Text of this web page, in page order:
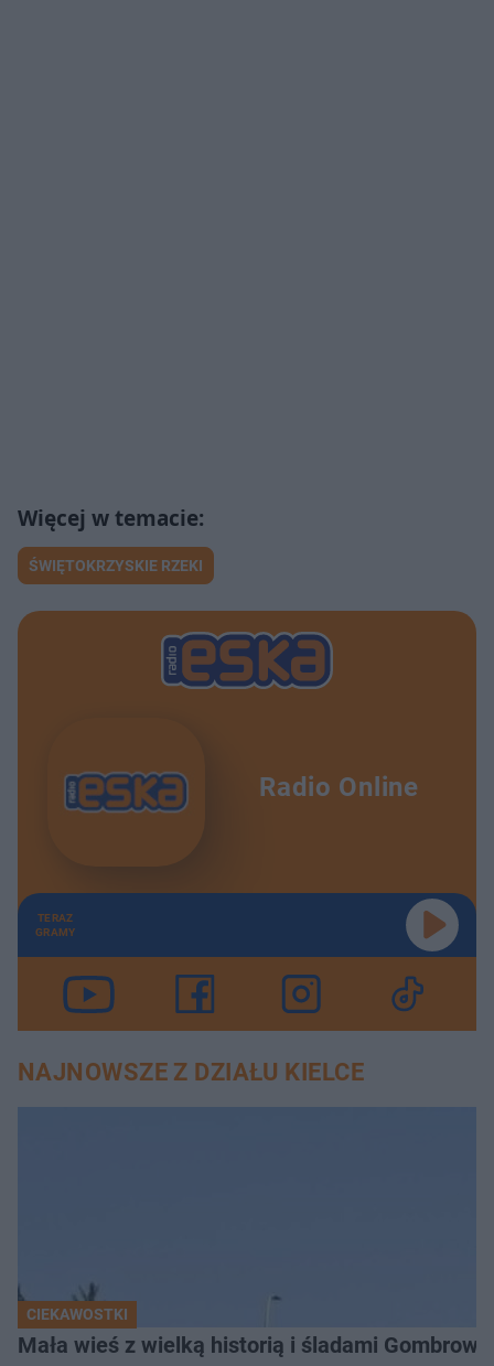
ŚWIĘTOKRZYSKIE RZEKI
Radio Online
TERAZ
GRAMY
NAJNOWSZE Z DZIAŁU KIELCE
CIEKAWOSTKI
Mała wieś z wielką historią i śladami